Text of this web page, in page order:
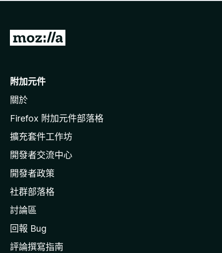
有
前
o
i
l
a
官
網
附加元件
關於
Firefox 附加元件部落格
擴充套件工作坊
開發者交流中心
開發者政策
社群部落格
討論區
回報 Bug
評論撰寫指南